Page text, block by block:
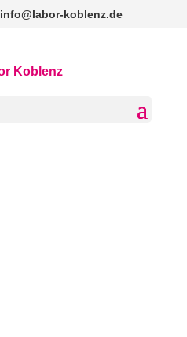
info@labor-koblenz.de